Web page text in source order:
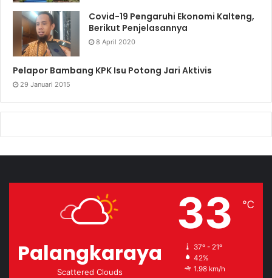
Covid-19 Pengaruhi Ekonomi Kalteng,
Berikut Penjelasannya
8 April 2020
Pelapor Bambang KPK Isu Potong Jari Aktivis
29 Januari 2015
Palangkaraya
Scattered Clouds
33 ℃
37º - 21º
42%
1.98 km/h